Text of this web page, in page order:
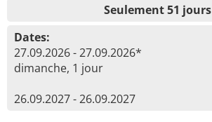
Seulement 51 jours
Dates:
27.09.2026 - 27.09.2026*
dimanche, 1 jour
26.09.2027 - 26.09.2027